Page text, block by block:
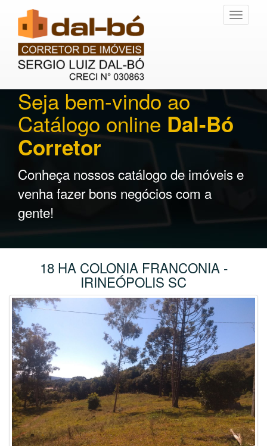
Toggle
Seja bem-vindo ao
Catálogo online Dal-Bó
Corretor
Conheça nossos catálogo de imóveis e
venha fazer bons negócios com a
gente!
18 HA COLONIA FRANCONIA -
IRINEÓPOLIS SC